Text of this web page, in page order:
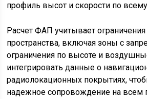
профиль высот и скорости по
Расчет ФАП учитывает
пространства, включая зоны с
ограничения по высоте и
интегрировать данные о
радиолокационных покрытиях,
надежное сопровождение на всем